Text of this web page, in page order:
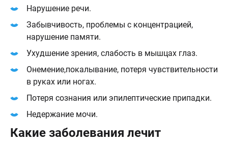
Нарушение речи.
Забывчивость, проблемы с концентрацией,
нарушение памяти.
Ухудшение зрения, слабость в мышцах глаз.
Онемение,покалывание, потеря чувствительности
в руках или ногах.
Потеря сознания или эпилептические припадки.
Недержание мочи.
Какие заболевания лечит